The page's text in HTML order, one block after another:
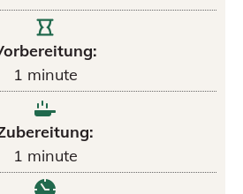
1 minute
1 minute